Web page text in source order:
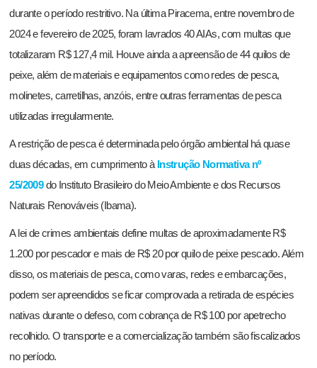
durante o período restritivo. Na última Piracema, entre novembro de
2024 e fevereiro de 2025, foram lavrados 40 AIAs, com multas que
totalizaram R$ 127,4 mil. Houve ainda a apreensão de 44 quilos de
peixe, além de materiais e equipamentos como redes de pesca,
molinetes, carretilhas, anzóis, entre outras ferramentas de pesca
utilizadas irregularmente.
A restrição de pesca é determinada pelo órgão ambiental há quase
duas décadas, em cumprimento à Instrução Normativa nº
25/2009do Instituto Brasileiro do Meio Ambiente e dos Recursos
Naturais Renováveis (Ibama).
A lei de crimes ambientais define multas de aproximadamente R$
1.200 por pescador e mais de R$ 20 por quilo de peixe pescado. Além
disso, os materiais de pesca, como varas, redes e embarcações,
podem ser apreendidos se ficar comprovada a retirada de espécies
nativas durante o defeso, com cobrança de R$ 100 por apetrecho
recolhido. O transporte e a comercialização também são fiscalizados
no período.